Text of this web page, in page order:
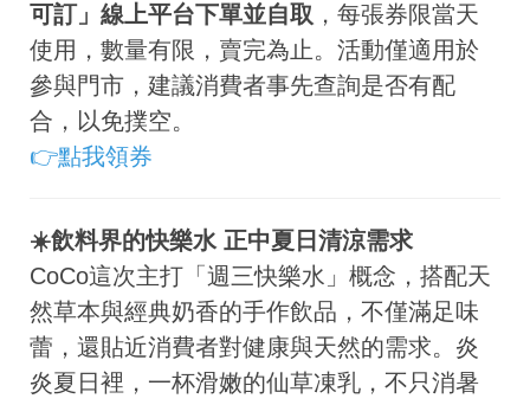
可訂」線上平台下單並自取 ，每張券限當天
使用，數量有限，賣完為止。活動僅適用於
參與門市，建議消費者事先查詢是否有配
合，以免撲空。
👉點我領券
☀️飲料界的快樂水 正中夏日清涼需求
CoCo這次主打「週三快樂水」概念，搭配天
然草本與經典奶香的手作飲品，不僅滿足味
蕾，還貼近消費者對健康與天然的需求。炎
炎夏日裡，一杯滑嫩的仙草凍乳，不只消暑